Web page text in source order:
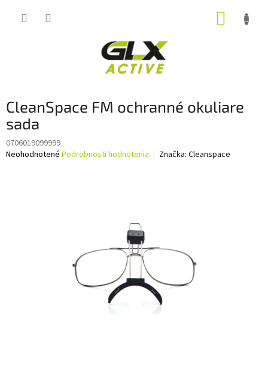
CleanSpace FM ochranné okuliare
sada
0706019099999
Priemerné
Neohodnotené Podrobnosti hodnotenia Značka: Cleanspace